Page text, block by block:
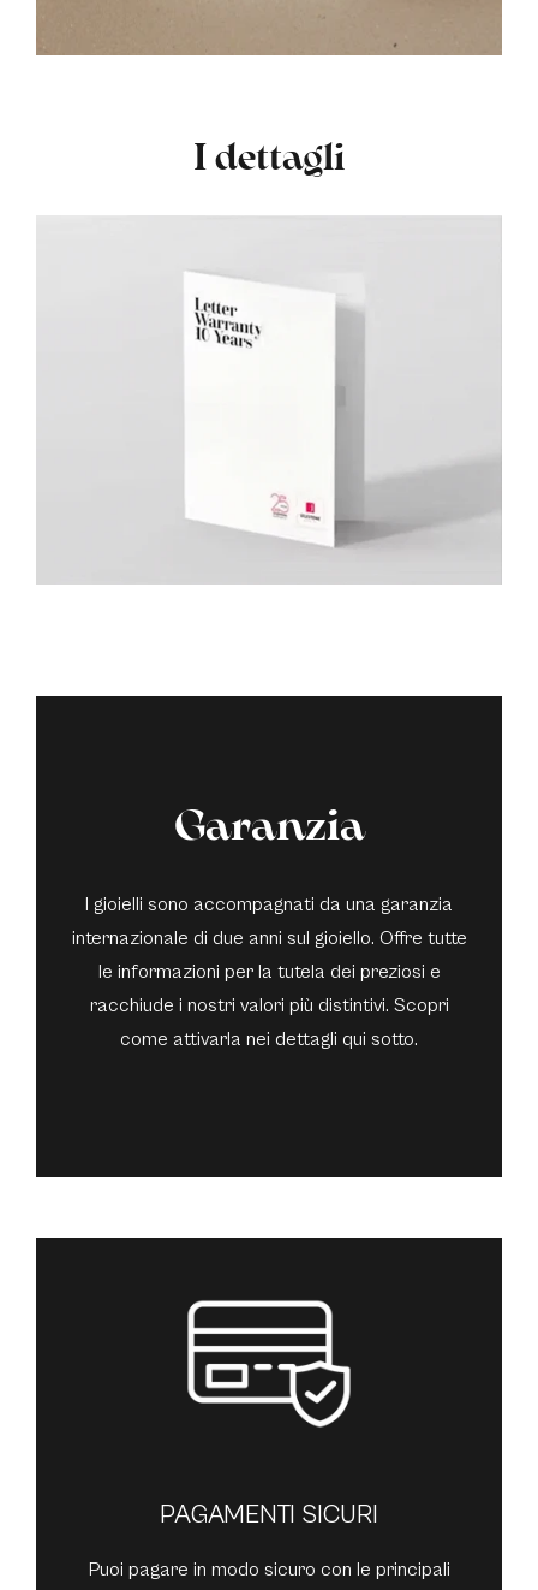
I dettagli
Garanzia
I gioielli sono accompagnati da una garanzia
internazionale di due anni sul gioiello. Offre tutte
le informazioni per la tutela dei preziosi e
racchiude i nostri valori più distintivi. Scopri
come attivarla nei dettagli qui sotto.
PAGAMENTI SICURI
Puoi pagare in modo sicuro con le principali